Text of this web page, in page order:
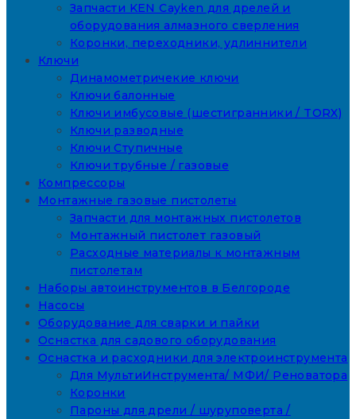
Запчасти KEN Cayken для дрелей и
оборудования алмазного сверления
Коронки, переходники, удлиннители
Ключи
Динамометричекие ключи
Ключи балонные
Ключи имбусовые (шестигранники / TORX)
Ключи разводные
Ключи Ступичные
Ключи трубные / газовые
Компрессоры
Монтажные газовые пистолеты
Запчасти для монтажных пистолетов
Монтажный пистолет газовый
Расходные материалы к монтажным
пистолетам
Наборы автоинструментов в Белгороде
Насосы
Оборудование для сварки и пайки
Оснастка для садового оборудования
Оснастка и расходники для электроинструмента
Для МультиИнструмента/ МФИ/ Реноватора
Коронки
Пароны для дрели / шуруповерта /